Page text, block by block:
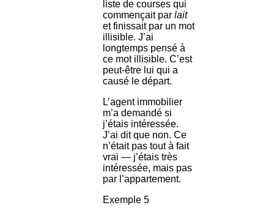
liste de courses qui
commençait par lait
et finissait par un mot
illisible. J’ai
longtemps pensé à
ce mot illisible. C’est
peut-être lui qui a
causé le départ.
L’agent immobilier
m’a demandé si
j’étais intéressée.
J’ai dit que non. Ce
n’était pas tout à fait
vrai — j’étais très
intéressée, mais pas
par l’appartement.
Exemple 5